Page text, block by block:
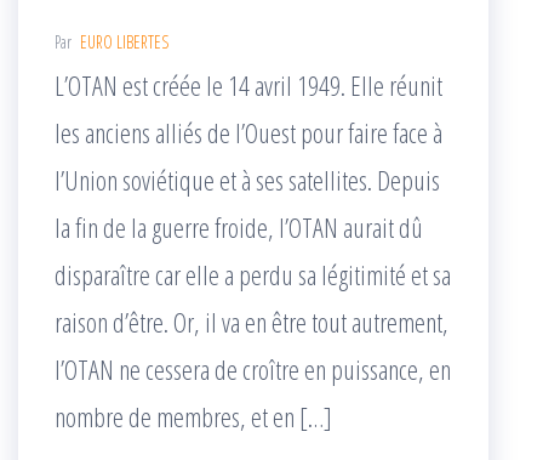
Par EURO LIBERTES
L’OTAN est créée le 14 avril 1949. Elle réunit
les anciens alliés de l’Ouest pour faire face à
l’Union soviétique et à ses satellites. Depuis
la fin de la guerre froide, l’OTAN aurait dû
disparaître car elle a perdu sa légitimité et sa
raison d’être. Or, il va en être tout autrement,
l’OTAN ne cessera de croître en puissance, en
nombre de membres, et en […]